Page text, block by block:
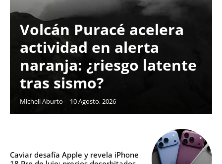
Volcán Puracé acelera
actividad en alerta
naranja: ¿riesgo latente
tras sismo?
Michell Aburto - 10 Agosto, 2026
Caviar desafía Apple y revela iPhone